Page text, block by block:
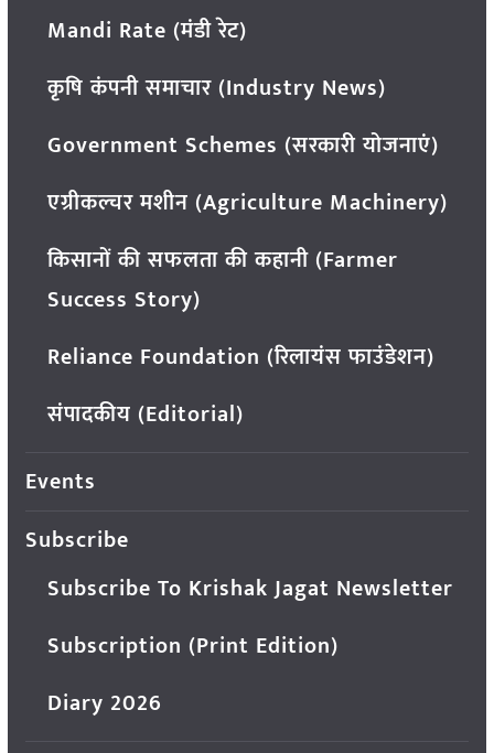
Mandi Rate (मंडी रेट)
कृषि कंपनी समाचार (Industry News)
Government Schemes (सरकारी योजनाएं)
एग्रीकल्चर मशीन (Agriculture Machinery)
किसानों की सफलता की कहानी (Farmer
Success Story)
Reliance Foundation (रिलायंस फाउंडेशन)
संपादकीय (Editorial)
Events
Subscribe
Subscribe To Krishak Jagat Newsletter
Subscription (Print Edition)
Diary 2026